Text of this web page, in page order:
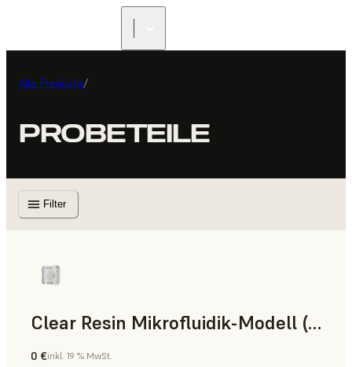
Alle Produkte/
PROBETEILE
Filter
Clear Resin Mikrofluidik-Modell (Form 4)
Standard
0 €inkl. 19 % MwSt.